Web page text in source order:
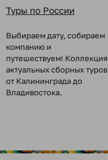
Туры по России
Выбираем дату, собираем
компанию и
путешествуем! Коллекция
актуальных сборных туров
от Калининграда до
Владивостока.